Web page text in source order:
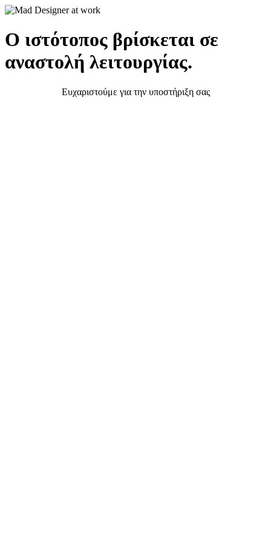
Ο ιστότοπος βρίσκεται σε
αναστολή λειτουργίας.
Ευχαριστούμε για την υποστήριξη σας